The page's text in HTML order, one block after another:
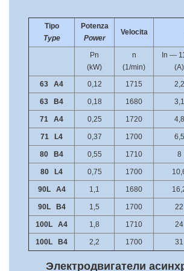
Tipo
Type
Potenza
Power
Velocita
Pn
(kW)
n
(1/min)
In —
(A)
63 A4
0,12 1715 2,2
63 B4 0,18 1680 3,1
71 A4 0,25 1720 4,8
71 L4 0,37 1700 6,5
80 B4 0,55 1710 8
80 L4 0,75 1700
90L A4 1,1 1680
90L B4 1,5 1700 22
100L A4 1,8 1710 24
100L B4 2,2 1700 31
Электродвигатели